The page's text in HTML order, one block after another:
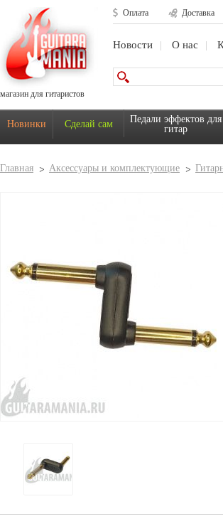
магазин для гитаристов
Оплата Доставка
Новости О нас
Новинки Сделай сам
Педали эффектов для
гитар
Главная Аксессуары и комплектующие